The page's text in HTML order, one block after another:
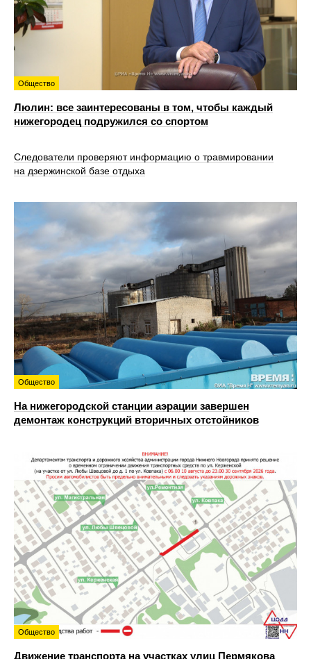
Общество
Люлин: все заинтересованы в том, чтобы каждый
нижегородец подружился со спортом
Следователи проверяют информацию о травмировании
на дзержинской базе отдыха
Общество
На нижегородской станции аэрации завершен
демонтаж конструкций вторичных отстойников
Общество
Движение транспорта на участках улиц Пермякова